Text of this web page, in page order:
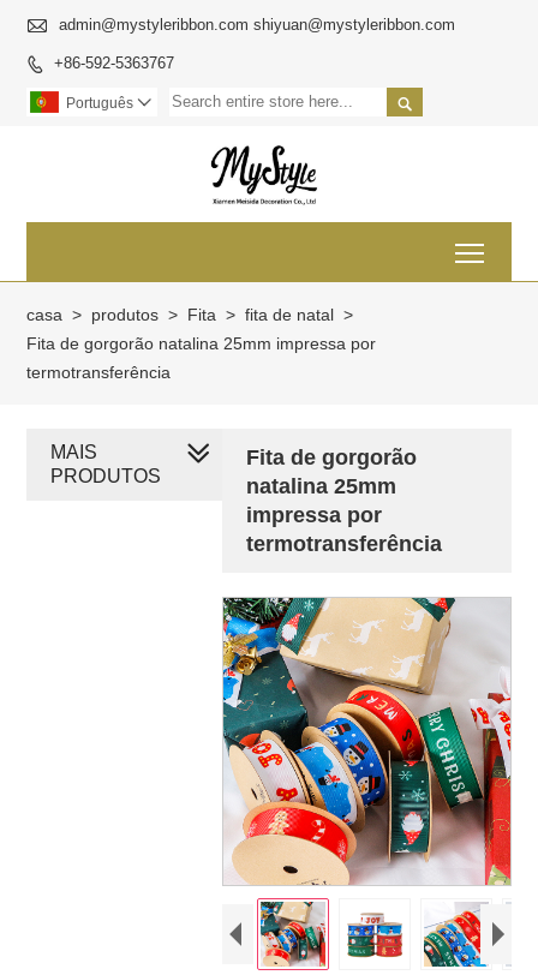
 admin@mystyleribbon.com shiyuan@mystyleribbon.com
 +86-592-5363767

Português 
casa > produtos > Fita > fita de natal >
Fita de gorgorão natalina 25mm impressa por
termotransferência
Fita de gorgorão
natalina 25mm
impressa por
termotransferência
MAIS
PRODUTOS